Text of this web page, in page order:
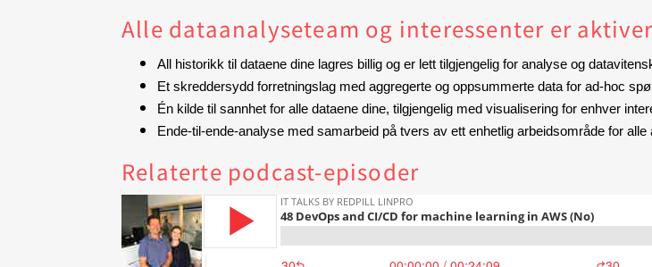
Alle dataanalyseteam og interessenter er
All historikk til dataene dine lagres billig og er lett tilgjengelig for analyse og
Et skreddersydd forretningslag med aggregerte og oppsummerte data for ad-hoc
Én kilde til sannhet for alle dataene dine, tilgjengelig med visualisering for enhver
Ende-til-ende-analyse med samarbeid på tvers av ett enhetlig arbeidsområde for
Relaterte podcast-episoder